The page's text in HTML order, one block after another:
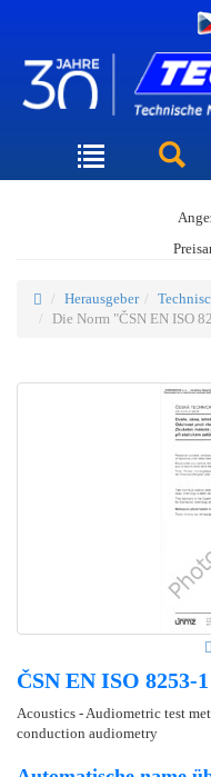
Herausgeber
Die Norm "ČSN EN ISO
ČSN EN ISO 8253-
Acoustics - Audiometric test
conduction audiometry